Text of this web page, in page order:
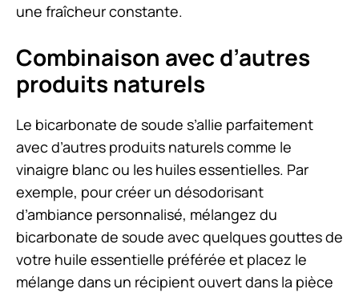
une fraîcheur constante.
Combinaison avec d’autres
produits naturels
Le bicarbonate de soude s’allie parfaitement
avec d’autres produits naturels comme le
vinaigre blanc ou les huiles essentielles. Par
exemple, pour créer un désodorisant
d’ambiance personnalisé, mélangez du
bicarbonate de soude avec quelques gouttes de
votre huile essentielle préférée et placez le
mélange dans un récipient ouvert dans la pièce